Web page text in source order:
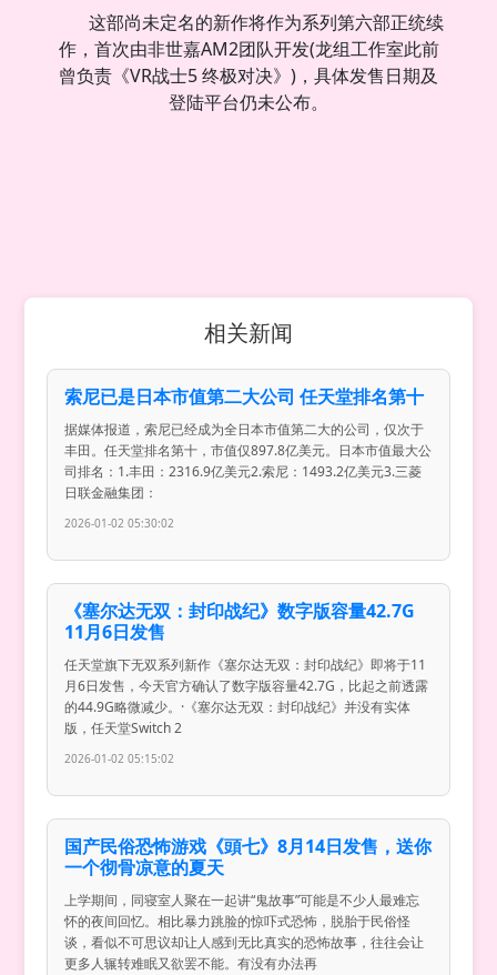
这部尚未定名的新作将作为系列第六部正统续
作，首次由非世嘉AM2团队开发(龙组工作室此前
曾负责《VR战士5 终极对决》)，具体发售日期及
登陆平台仍未公布。
相关新闻
索尼已是日本市值第二大公司 任天堂排名第十
据媒体报道，索尼已经成为全日本市值第二大的公司，仅次于
丰田。任天堂排名第十，市值仅897.8亿美元。日本市值最大公
司排名：1.丰田：2316.9亿美元2.索尼：1493.2亿美元3.三菱
日联金融集团：
2026-01-02 05:30:02
《塞尔达无双：封印战纪》数字版容量42.7G
11月6日发售
任天堂旗下无双系列新作《塞尔达无双：封印战纪》即将于11
月6日发售，今天官方确认了数字版容量42.7G，比起之前透露
的44.9G略微减少。·《塞尔达无双：封印战纪》并没有实体
版，任天堂Switch 2
2026-01-02 05:15:02
国产民俗恐怖游戏《頭七》8月14日发售，送你
一个彻骨凉意的夏天
上学期间，同寝室人聚在一起讲“鬼故事”可能是不少人最难忘
怀的夜间回忆。相比暴力跳脸的惊吓式恐怖，脱胎于民俗怪
谈，看似不可思议却让人感到无比真实的恐怖故事，往往会让
更多人辗转难眠又欲罢不能。有没有办法再